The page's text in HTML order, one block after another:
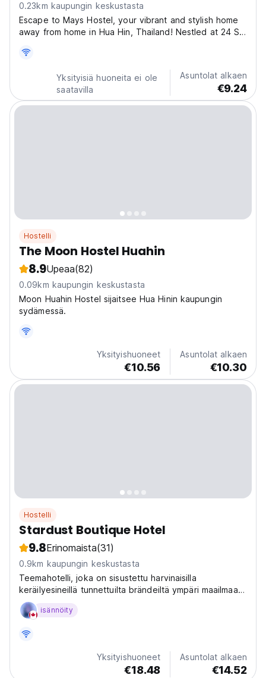
0.23km kaupungin keskustasta
Escape to Mays Hostel, your vibrant and stylish home
away from home in Hua Hin, Thailand! Nestled at 24 Sa
perfect for backpackers and travelers seeking an
unforgettable Thai experience. Imagine yourself
relaxing...Yksityisiä huoneita ei ole
saatavilla
Asuntolat alkaen
€9.24
Hostelli
The Moon Hostel Huahin
8.9Upeaa(82)
0.09km kaupungin keskustasta
Moon Huahin Hostel sijaitsee Hua Hinin kaupungin
sydämessä.
Yksityishuoneet
€10.56
Asuntolat alkaen
€10.30
Hostelli
Stardust Boutique Hotel
9.8Erinomaista(31)
0.9km kaupungin keskustasta
Teemahotelli, joka on sisustettu harvinaisilla
keräilyesineillä tunnettuilta brändeiltä ympäri maailmaa
(useimmat keräilyesineet ovat hahmoja tunnetuista
elokuvista, MARVEL, DC, Transformers jne.)
isännöity
Yksityishuoneet
€18.48
Asuntolat alkaen
€14.52